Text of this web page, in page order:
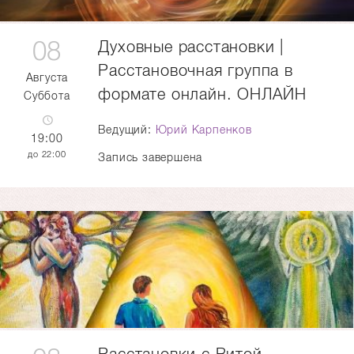
08
Августа
Суббота
19:00
22:00
Духовные расстановки |
Расстановочная группа в
формате онлайн. ОНЛАЙН
Ведущий: Юрий Карпенков
Запись завершена